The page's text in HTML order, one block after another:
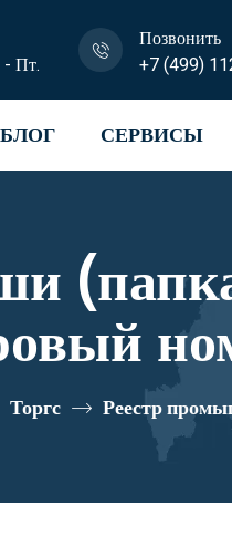
Пт.
Позвонить
+7 (499)
БЛОГ СЕРВИСЫ
Торгс Реестр